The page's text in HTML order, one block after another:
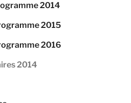
2014
2015
2016
2014